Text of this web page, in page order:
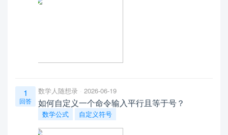
1
回答
数学人随想录 2026-06-19
如何自定义一个命令输入平行且等于号？
数学公式 自定义符号